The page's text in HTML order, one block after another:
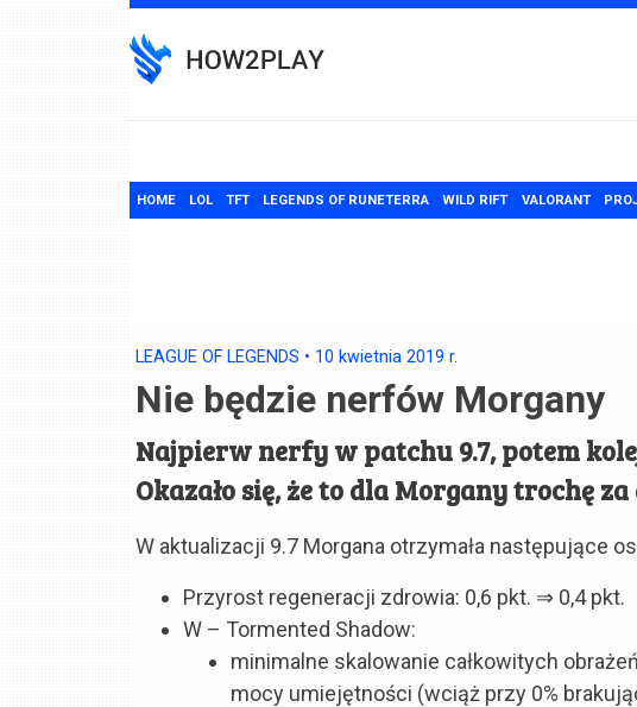
to
content
HOME LOL TFT LEGENDS OF RUNETERRA WILD RIFT VALORANT
LEAGUE OF LEGENDS • 10 kwietnia 2019 r.
Nie będzie nerfów Morgany
Najpierw nerfy w patchu 9.7, potem
Okazało się, że to dla Morgany trochę
W aktualizacji 9.7 Morgana otrzymała następujące
Przyrost regeneracji zdrowia: 0,6 pkt. ⇒ 0,4 pkt.
W – Tormented Shadow:
minimalne skalowanie całkowitych
mocy umiejętności (wciąż przy 0%